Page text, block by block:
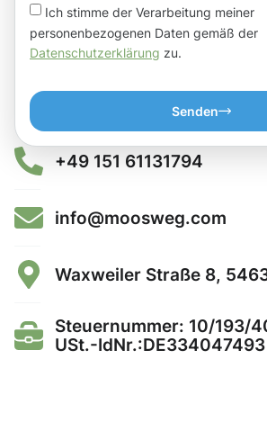
Ich stimme der Verarbeitung meiner
personenbezogenen Daten gemäß der
Datenschutzerklärung zu.
Senden
+49 151 61131794
info@moosweg.com
Waxweiler Straße 8,
Steuernummer: 10/193/
USt.-IdNr.:DE334047493